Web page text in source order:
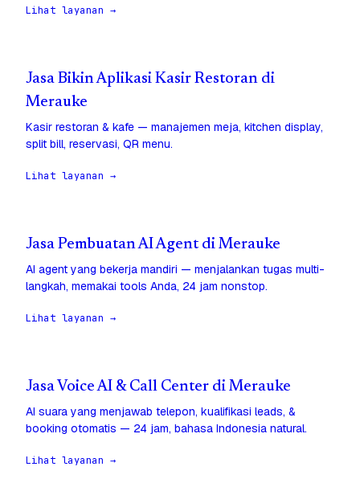
Lihat layanan →
Jasa Bikin Aplikasi Kasir Restoran di
Merauke
Kasir restoran & kafe — manajemen meja, kitchen display,
split bill, reservasi, QR menu.
Lihat layanan →
Jasa Pembuatan AI Agent di Merauke
AI agent yang bekerja mandiri — menjalankan tugas multi-
langkah, memakai tools Anda, 24 jam nonstop.
Lihat layanan →
Jasa Voice AI & Call Center di Merauke
AI suara yang menjawab telepon, kualifikasi leads, &
booking otomatis — 24 jam, bahasa Indonesia natural.
Lihat layanan →